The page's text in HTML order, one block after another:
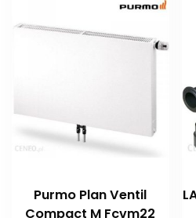
Purmo Plan Ventil
Compact M Fcvm22